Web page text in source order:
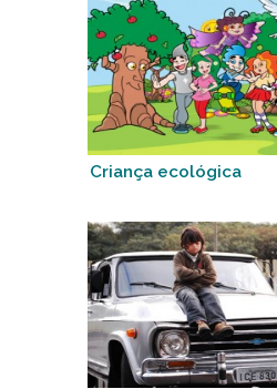
Criança ecológica